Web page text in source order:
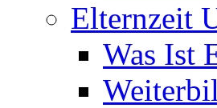
Elternzeit
Was Ist